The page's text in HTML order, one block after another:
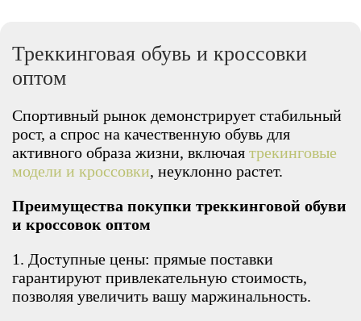
Треккинговая обувь и кроссовки
оптом
Спортивный рынок демонстрирует стабильный
рост, а спрос на качественную обувь для
активного образа жизни, включая трекинговые
модели и кроссовки, неуклонно растет.
Преимущества покупки треккинговой обуви
и кроссовок оптом
1. Доступные цены: прямые поставки
гарантируют привлекательную стоимость,
позволяя увеличить вашу маржинальность.